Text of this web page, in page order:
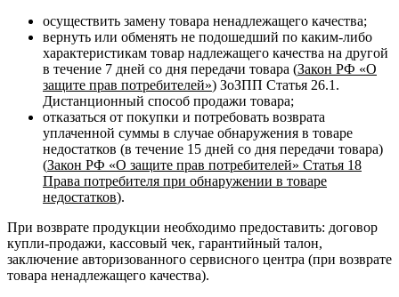
осуществить замену товара ненадлежащего качества;
вернуть или обменять не подошедший по каким-либо
характеристикам товар надлежащего качества на другой
в течение 7 дней со дня передачи товара (Закон РФ «О
защите прав потребителей») ЗоЗПП Статья 26.1.
Дистанционный способ продажи товара;
отказаться от покупки и потребовать возврата
уплаченной суммы в случае обнаружения в товаре
недостатков (в течение 15 дней со дня передачи товара)
(Закон РФ «О защите прав потребителей» Статья 18
Права потребителя при обнаружении в товаре
недостатков).
При возврате продукции необходимо предоставить: договор
купли-продажи, кассовый чек, гарантийный талон,
заключение авторизованного сервисного центра (при возврате
товара ненадлежащего качества).